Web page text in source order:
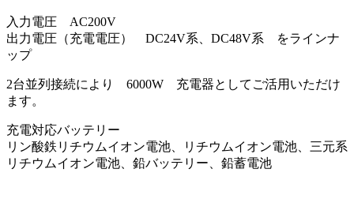
入力電圧 AC200V
出力電圧（充電電圧） DC24V系、DC48V系 をラインナ
ップ
2台並列接続により 6000W 充電器としてご活用いただけ
ます。
充電対応バッテリー
リン酸鉄リチウムイオン電池、リチウムイオン電池、三元系
リチウムイオン電池、鉛バッテリー、鉛蓄電池